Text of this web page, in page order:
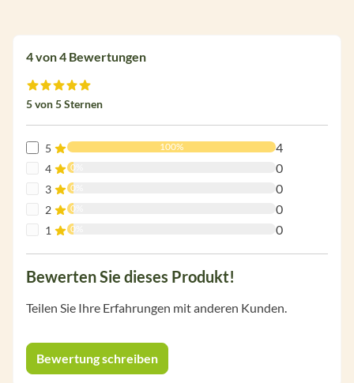
4 von 4 Bewertungen
Durchschnittliche Bewertung von 5 von 5 Sternen
5 von 5 Sternen
5 100% 4
4 0% 0
3 0% 0
2 0% 0
1 0% 0
Bewerten Sie dieses Produkt!
Teilen Sie Ihre Erfahrungen mit anderen Kunden.
Bewertung schreiben